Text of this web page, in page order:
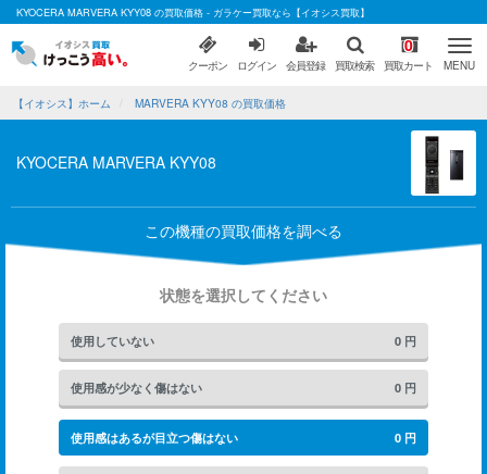
KYOCERA MARVERA KYY08 の買取価格 - ガラケー買取なら【イオシス買取】
クーポン ログイン 会員登録 買取検索
0
買取カート MENU
【イオシス】ホーム MARVERA KYY08 の買取価格
KYOCERA MARVERA KYY08
この機種の買取価格を調べる
状態を選択してください
使用していない 0 円
使用感が少なく傷はない 0 円
使用感はあるが目立つ傷はない 0 円